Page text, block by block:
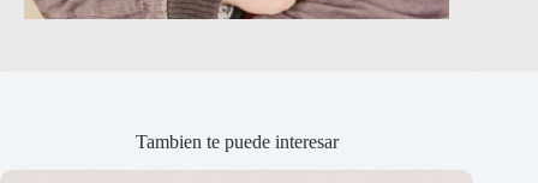
Tambien te puede interesar